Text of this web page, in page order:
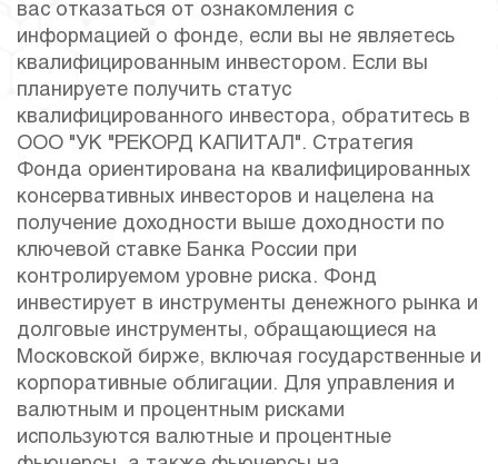
вас отказаться от ознакомления с
информацией о фонде, если вы не являетесь
квалифицированным инвестором. Если вы
планируете получить статус
квалифицированного инвестора, обратитесь в
ООО "УК "РЕКОРД КАПИТАЛ". Стратегия
Фонда ориентирована на квалифицированных
консервативных инвесторов и нацелена на
получение доходности выше доходности по
ключевой ставке Банка России при
контролируемом уровне риска. Фонд
инвестирует в инструменты денежного рынка и
долговые инструменты, обращающиеся на
Московской бирже, включая государственные и
корпоративные облигации. Для управления и
валютным и процентным рисками
используются валютные и процентные